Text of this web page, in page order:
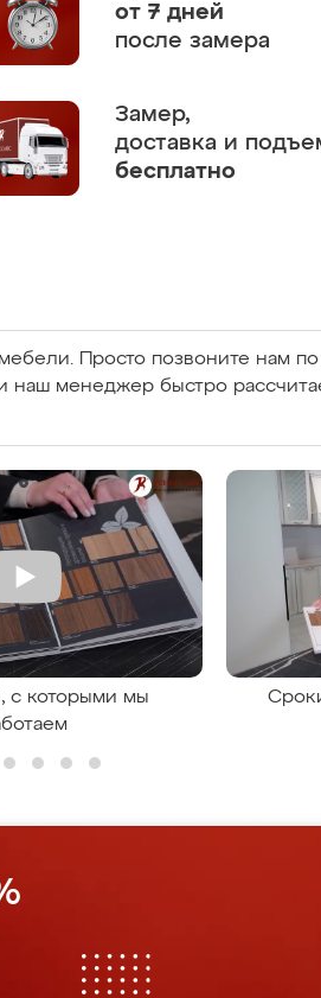
от 7 дней
после замера
Замер,
доставка и
бесплатно
Просто позвоните нам
наш менеджер быстро
с которыми мы